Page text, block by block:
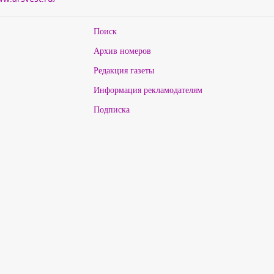
Поиск
Архив номеров
Редакция газеты
Информация рекламодателям
Подписка